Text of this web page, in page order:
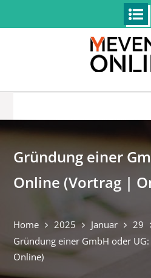
Gründung einer
Online (Vortrag |
Home 2025 Januar
29
Gründung einer GmbH oder
Online)